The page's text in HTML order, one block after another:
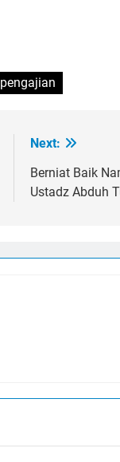
pengajian
Next:
Berniat Baik
Ustadz Abduh